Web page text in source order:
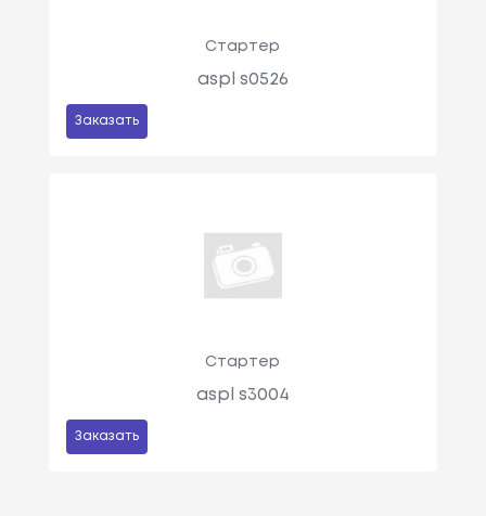
Стартер
aspl s0526
Заказать
Стартер
aspl s3004
Заказать